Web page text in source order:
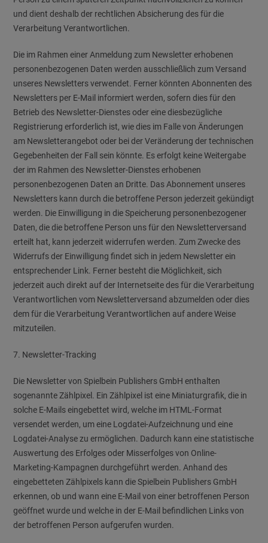
und dient deshalb der rechtlichen Absicherung des für die
Verarbeitung Verantwortlichen.
Die im Rahmen einer Anmeldung zum Newsletter erhobenen
personenbezogenen Daten werden ausschließlich zum Versand
unseres Newsletters verwendet. Ferner könnten Abonnenten des
Newsletters per E-Mail informiert werden, sofern dies für den
Betrieb des Newsletter-Dienstes oder eine diesbezügliche
Registrierung erforderlich ist, wie dies im Falle von Änderungen
am Newsletterangebot oder bei der Veränderung der technischen
Gegebenheiten der Fall sein könnte. Es erfolgt keine Weitergabe
der im Rahmen des Newsletter-Dienstes erhobenen
personenbezogenen Daten an Dritte. Das Abonnement unseres
Newsletters kann durch die betroffene Person jederzeit gekündigt
werden. Die Einwilligung in die Speicherung personenbezogener
Daten, die die betroffene Person uns für den Newsletterversand
erteilt hat, kann jederzeit widerrufen werden. Zum Zwecke des
Widerrufs der Einwilligung findet sich in jedem Newsletter ein
entsprechender Link. Ferner besteht die Möglichkeit, sich
jederzeit auch direkt auf der Internetseite des für die Verarbeitung
Verantwortlichen vom Newsletterversand abzumelden oder dies
dem für die Verarbeitung Verantwortlichen auf andere Weise
mitzuteilen.
7. Newsletter-Tracking
Die Newsletter von Spielbein Publishers GmbH enthalten
sogenannte Zählpixel. Ein Zählpixel ist eine Miniaturgrafik, die in
solche E-Mails eingebettet wird, welche im HTML-Format
versendet werden, um eine Logdatei-Aufzeichnung und eine
Logdatei-Analyse zu ermöglichen. Dadurch kann eine statistische
Auswertung des Erfolges oder Misserfolges von Online-
Marketing-Kampagnen durchgeführt werden. Anhand des
eingebetteten Zählpixels kann die Spielbein Publishers GmbH
erkennen, ob und wann eine E-Mail von einer betroffenen Person
geöffnet wurde und welche in der E-Mail befindlichen Links von
der betroffenen Person aufgerufen wurden.